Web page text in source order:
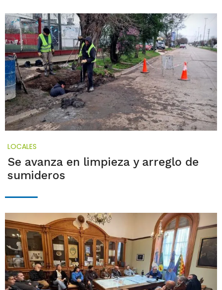
LOCALES
Se avanza en limpieza y arreglo de
sumideros